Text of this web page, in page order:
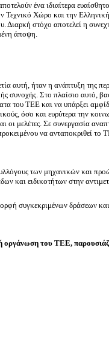
ένα ιδιαίτερα
Τεχνικό Χώρο και την
Διαρκή στόχο αποτελεί η
άποψη.
αυτή, ήταν η ανάπτυξη της
συνοχής. Στο πλαίσιο αυτό,
του ΤΕΕ και να υπάρξει
όσο και ευρύτερα την
μελέτες. Σε συνεργασία
να ανταποκριθεί το
των μηχανικών και
και ειδικοτήτων στην
συγκεκριμένων δράσεων
οργάνωση του ΤΕΕ,